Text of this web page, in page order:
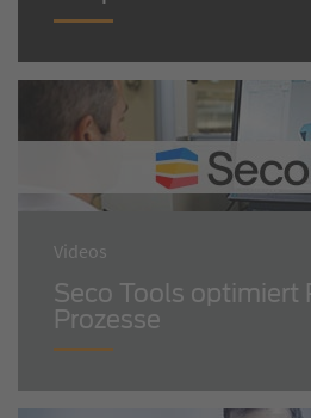
Videos
Seco Tools optimiert
Prozesse